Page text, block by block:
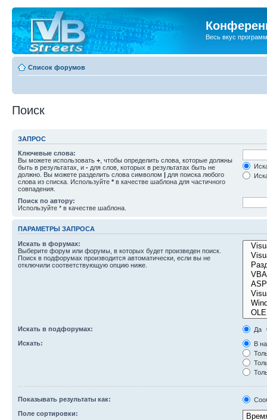
Весь вкус
Список форумов
Поиск
ЗАПРОС
Ключевые слова:
Вы можете использовать + , чтобы определить слова, которые должны
быть в результатах, и - для слов, которых в результатах быть не
должно. Вы можете разделить слова символом | для поиска любого
слова из списка. Используйте * в качестве шаблона для частичного
совпадения.
Поиск по автору:
Используйте * в качестве шаблона.
ПАРАМЕТРЫ ЗАПРОСА
Искать в форумах:
Выберите форум или форумы, в которых будет произведен поиск.
Поиск в подфорумах производится автоматически, если вы не
отключили соответствующую опцию ниже.
Искать в подфорумах:
Да
Искать:
В
Показывать результаты как:
Поле сортировки: